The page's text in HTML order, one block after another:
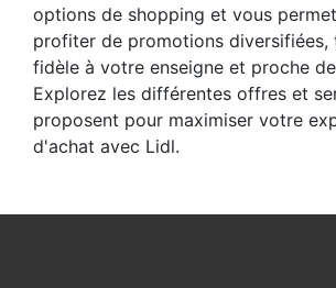
options de shopping et vous
profiter de promotions diversifiées,
fidèle à votre enseigne et proche
Explorez les différentes offres et
proposent pour maximiser votre
d'achat avec Lidl.